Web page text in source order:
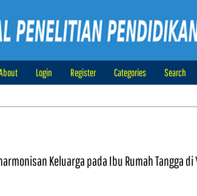
Login Register Categories Search
Keluarga pada Ibu Rumah Tangga